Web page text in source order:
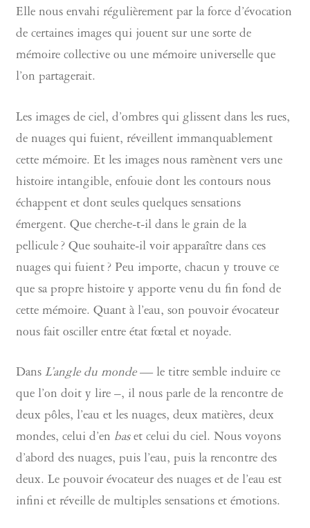
Elle nous envahi régulièrement par la force d’évocation
de certaines images qui jouent sur une sorte de
mémoire collective ou une mémoire universelle que
l’on partagerait.
Les images de ciel, d’ombres qui glissent dans les rues,
de nuages qui fuient, réveillent immanquablement
cette mémoire. Et les images nous ramènent vers une
histoire intangible, enfouie dont les contours nous
échappent et dont seules quelques sensations
émergent. Que cherche-t-il dans le grain de la
pellicule ? Que souhaite-il voir apparaître dans ces
nuages qui fuient ? Peu importe, chacun y trouve ce
que sa propre histoire y apporte venu du fin fond de
cette mémoire. Quant à l’eau, son pouvoir évocateur
nous fait osciller entre état fœtal et noyade.
Dans L’angle du monde— le titre semble induire ce
que l’on doit y lire –, il nous parle de la rencontre de
deux pôles, l’eau et les nuages, deux matières, deux
mondes, celui d’en baset celui du ciel. Nous voyons
d’abord des nuages, puis l’eau, puis la rencontre des
deux. Le pouvoir évocateur des nuages et de l’eau est
infini et réveille de multiples sensations et émotions.